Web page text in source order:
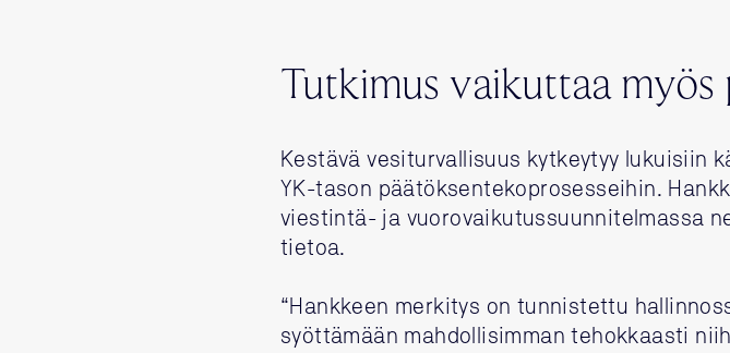
Tutkimus vaikuttaa myös
Kestävä vesiturvallisuus kytkeytyy lukuisiin
YK-tason päätöksentekoprosesseihin.
viestintä- ja vuorovaikutussuunnitelmassa
tietoa.
“Hankkeen merkitys on tunnistettu
syöttämään mahdollisimman tehokkaasti